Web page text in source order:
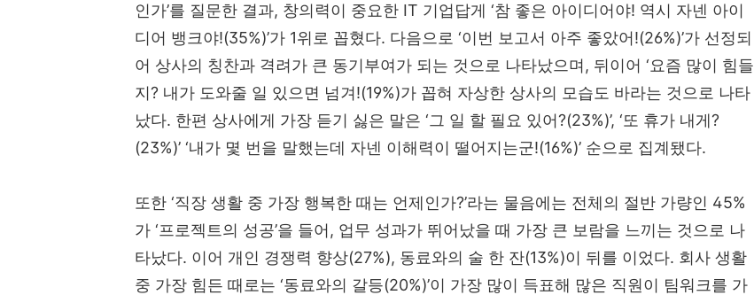
인가’를 질문한 결과, 창의력이 중요한 IT 기업답게 ‘참 좋은 아이디어야! 역시 자넨 아이
디어 뱅크야!(35%)’가 1위로 꼽혔다. 다음으로 ‘이번 보고서 아주 좋았어!(26%)’가 선정되
어 상사의 칭찬과 격려가 큰 동기부여가 되는 것으로 나타났으며 , 뒤이어 ‘요즘 많이 힘들
지? 내가 도와줄 일 있으면 넘겨!(19%)가 꼽혀 자상한 상사의 모습도 바라는 것으로 나타
났다. 한편 상사에게 가장 듣기 싫은 말은 ‘그 일 할 필요 있어?(23%)’, ‘또 휴가 내게?
(23%)’ ‘내가 몇 번을 말했는데 자넨 이해력이 떨어지는군!(16%)’ 순으로 집계됐다.
또한 ‘직장 생활 중 가장 행복한 때는 언제인가?’라는 물음에는 전체의 절반 가량인 45%
가 ‘프로젝트의 성공’을 들어 , 업무 성과가 뛰어났을 때 가장 큰 보람을 느끼는 것으로 나
타났다. 이어 개인 경쟁력 향상(27%), 동료와의 술 한 잔(13%)이 뒤를 이었다. 회사 생활
중 가장 힘든 때로는 ‘동료와의 갈등(20%)’이 가장 많이 득표해 많은 직원이 팀워크를 가